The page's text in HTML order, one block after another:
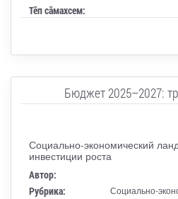
Тӗп сӑмахсем:
Бюджет 2025–2027:
Социально-экономический
инвестиции роста
Автор:
Рубрика: Социально-